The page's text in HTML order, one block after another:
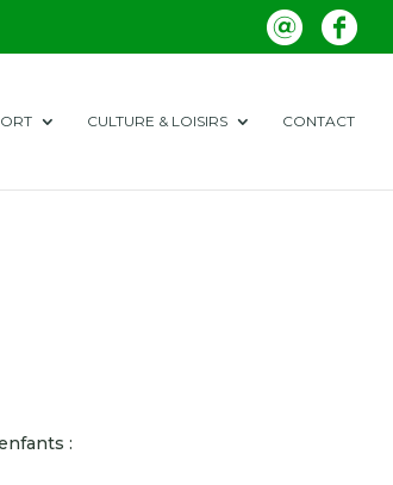
CULTURE & LOISIRS CONTACT
: